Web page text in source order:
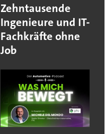
Zehntausende
Ingenieure und IT-
Fachkräfte ohne
Job